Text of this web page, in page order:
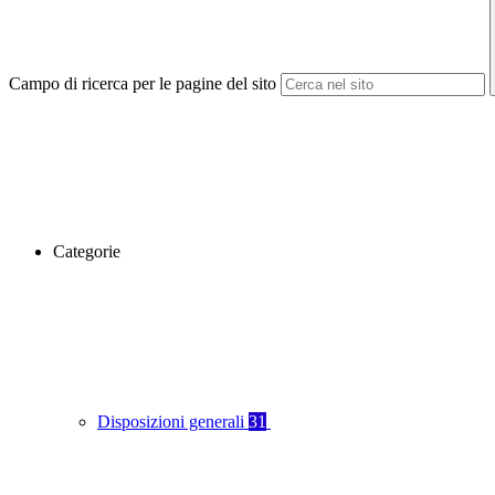
Campo di ricerca per le pagine del sito
Categorie
Disposizioni generali 31